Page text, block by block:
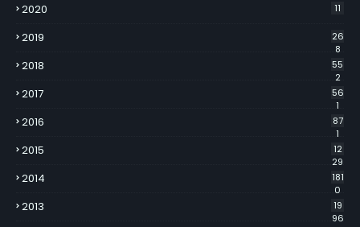
2020 11
2019
26
8
2018
55
2
2017
56
1
2016
87
1
2015
12
29
2014
181
0
2013
19
96